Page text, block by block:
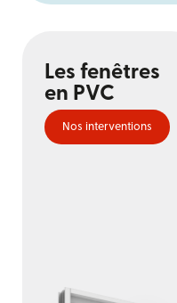
Les fenêtres
en PVC
Nos interventions